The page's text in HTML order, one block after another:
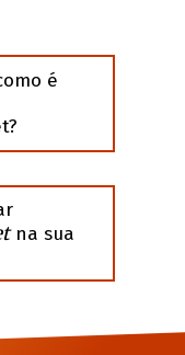
é
na sua